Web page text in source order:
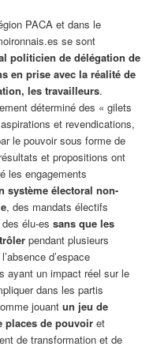
PACA et dans le
se sont
politicien de délégation de
en prise avec la réalité de
les travailleurs.
déterminé des « gilets
et revendications,
le pouvoir sous forme de
et propositions ont
les engagements
système électoral non-
, des mandats électifs
des élu-essans que les
pendant plusieurs
d’espace
ayant un impact réel sur le
dans les partis
jouantun jeu de
places de pouvoir et
de transformation et de